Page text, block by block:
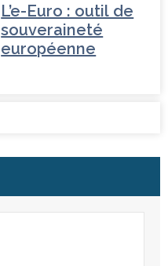
L’e-Euro : outil de
souveraineté
européenne